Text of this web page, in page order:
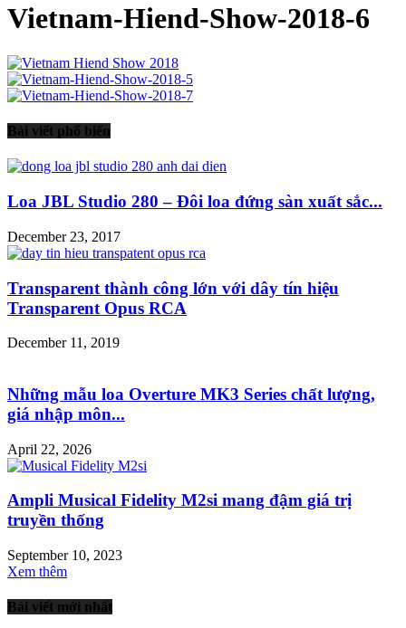
Vietnam-Hiend-Show-2018-6
Bài viết phổ biến
Loa JBL Studio 280 – Đôi loa đứng sàn xuất sắc...
December 23, 2017
Transparent thành công lớn với dây tín hiệu
Transparent Opus RCA
December 11, 2019
Những mẫu loa Overture MK3 Series chất lượng,
giá nhập môn...
April 22, 2026
Ampli Musical Fidelity M2si mang đậm giá trị
truyền thống
September 10, 2023
Xem thêm
Bài viết mới nhất